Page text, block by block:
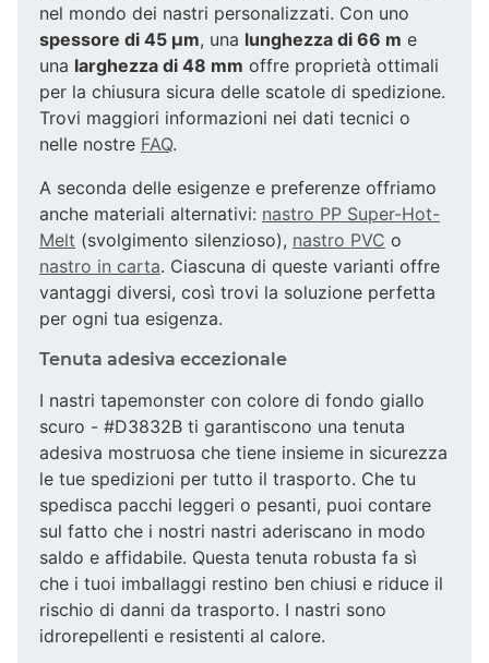
nel mondo dei nastri personalizzati. Con uno
spessore di 45 µm, una lunghezza di 66 m e
una larghezza di 48 mm offre proprietà ottimali
per la chiusura sicura delle scatole di spedizione.
Trovi maggiori informazioni nei dati tecnici o
nelle nostre FAQ.
A seconda delle esigenze e preferenze offriamo
anche materiali alternativi: nastro PP Super-Hot-
Melt (svolgimento silenzioso), nastro PVC o
nastro in carta. Ciascuna di queste varianti offre
vantaggi diversi, così trovi la soluzione perfetta
per ogni tua esigenza.
Tenuta adesiva eccezionale
I nastri tapemonster con colore di fondo giallo
scuro - #D3832B ti garantiscono una tenuta
adesiva mostruosa che tiene insieme in sicurezza
le tue spedizioni per tutto il trasporto. Che tu
spedisca pacchi leggeri o pesanti, puoi contare
sul fatto che i nostri nastri aderiscano in modo
saldo e affidabile. Questa tenuta robusta fa sì
che i tuoi imballaggi restino ben chiusi e riduce il
rischio di danni da trasporto. I nastri sono
idrorepellenti e resistenti al calore.